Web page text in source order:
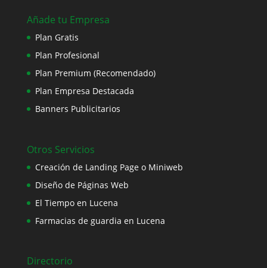
Añade tu Empresa
Plan Gratis
Plan Profesional
Plan Premium (Recomendado)
Plan Empresa Destacada
Banners Publicitarios
Otros Servicios
Creación de Landing Page o Miniweb
Diseño de Páginas Web
El Tiempo en Lucena
Farmacias de guardia en Lucena
Directorio